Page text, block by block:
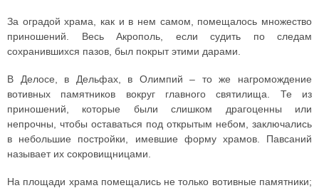
За оградой храма, как и в нем самом, помещалось множество
приношений. Весь Акрополь, если судить по следам
сохранившихся пазов, был покрыт этими дарами.
В Делосе, в Дельфах, в Олимпий – то же нагромождение
вотивных памятников вокруг главного святилища. Те из
приношений, которые были слишком драгоценны или
непрочны, чтобы оставаться под открытым небом, заключались
в небольшие постройки, имевшие форму храмов. Павсаний
называет их сокровищницами.
На площади храма помещались не только вотивные памятники;